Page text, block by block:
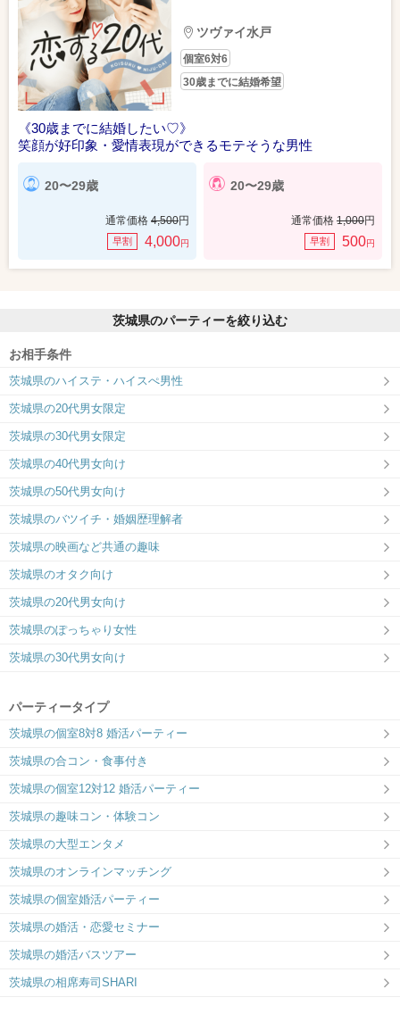
ツヴァイ水戸
個室6対6
30歳までに結婚希望
《30歳までに結婚したい♡》
笑顔が好印象・愛情表現ができるモテそうな男性
20〜29歳
通常価格 4,500円
早割 4,000円
20〜29歳
通常価格 1,000円
早割 500円
茨城県のパーティーを絞り込む
お相手条件
茨城県のハイステ・ハイスぺ男性
茨城県の20代男女限定
茨城県の30代男女限定
茨城県の40代男女向け
茨城県の50代男女向け
茨城県のバツイチ・婚姻歴理解者
茨城県の映画など共通の趣味
茨城県のオタク向け
茨城県の20代男女向け
茨城県のぽっちゃり女性
茨城県の30代男女向け
パーティータイプ
茨城県の個室8対8 婚活パーティー
茨城県の合コン・食事付き
茨城県の個室12対12 婚活パーティー
茨城県の趣味コン・体験コン
茨城県の大型エンタメ
茨城県のオンラインマッチング
茨城県の個室婚活パーティー
茨城県の婚活・恋愛セミナー
茨城県の婚活バスツアー
茨城県の相席寿司SHARI